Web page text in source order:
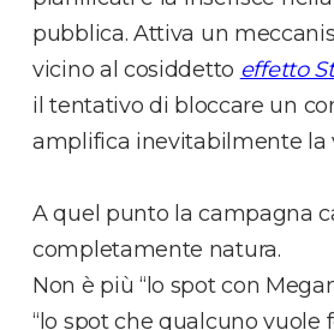
pubblica. Attiva un
vicino al cosiddetto effetto
il tentativo di bloccare un
amplifica inevitabilmente la
A quel punto la campagna
completamente natura.
Non è più “lo spot con
“lo spot che qualcuno vuole